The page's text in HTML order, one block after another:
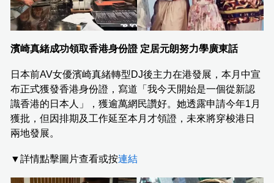
濱崎真緒成功領取香港身份證 定居元朗努力學廣東話
日本前AV女優濱崎真緒轉型DJ後主力在港發展，本月中宣
布正式獲發香港身份證，寫道「我今天開始是一個從新認
識香港的日本人」，獲逾萬網民讚好。她透露申請今年1月
獲批，但因排期及工作延至本月才領證，未來將穿梭港日
兩地發展。
▼詳情點擊圖片查看或按連結